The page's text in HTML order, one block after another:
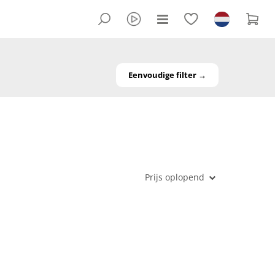
Eenvoudige filter →
Prijs oplopend